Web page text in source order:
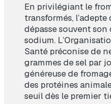
En privilégiant le
transformés,
dépasse souvent
sodium.
Santé préconise de
grammes de sel par
généreuse de
des protéines
seuil dès le premier